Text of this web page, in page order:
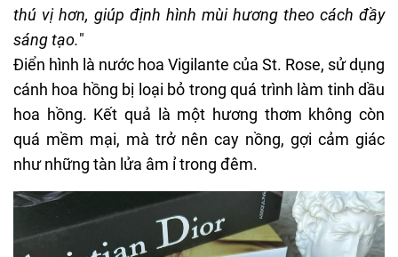
thú vị hơn, giúp định hình mùi hương theo cách đầy
sáng tạo."
Điển hình là nước hoa Vigilante của St. Rose, sử dụng
cánh hoa hồng bị loại bỏ trong quá trình làm tinh dầu
hoa hồng. Kết quả là một hương thơm không còn
quá mềm mại, mà trở nên cay nồng, gợi cảm giác
như những tàn lửa âm ỉ trong đêm.